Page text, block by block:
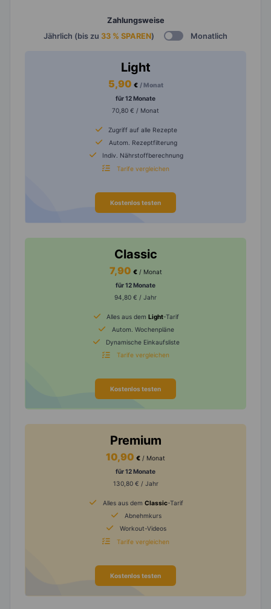
Zahlungsweise
Jährlich (bis zu 33 % SPAREN) Monatlich
Light
5,90 € / Monat
für 12 Monate
70,80 € / Monat
Zugriff auf alle Rezepte
Autom. Rezeptfilterung
Indiv. Nährstoffberechnung
Tarife vergleichen
Kostenlos testen
Classic
7,90 € / Monat
für 12 Monate
94,80 € / Jahr
Alles aus dem Light-Tarif
Autom. Wochenpläne
Dynamische Einkaufsliste
Tarife vergleichen
Kostenlos testen
Premium
10,90 € / Monat
für 12 Monate
130,80 € / Jahr
Alles aus dem Classic-Tarif
Abnehmkurs
Workout-Videos
Tarife vergleichen
Kostenlos testen